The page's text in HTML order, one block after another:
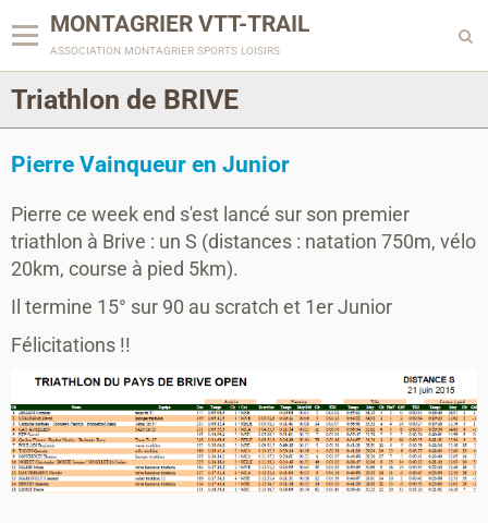
MONTAGRIER VTT-TRAIL
association montagrier sports loisirs
Triathlon de BRIVE
Pierre Vainqueur en Junior
Pierre ce week end s'est lancé sur son premier
triathlon à Brive : un S (distances : natation 750m, vélo
20km, course à pied 5km).
Il termine 15° sur 90 au scratch et 1er Junior
Félicitations !!